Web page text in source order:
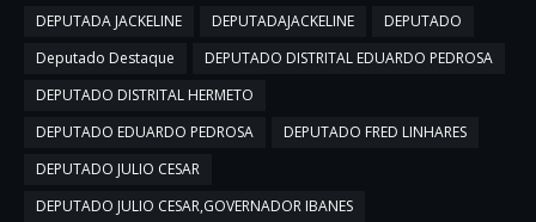
DEPUTADA JACKELINE
DEPUTADAJACKELINE
DEPUTADO
Deputado Destaque
DEPUTADO DISTRITAL EDUARDO PEDROSA
DEPUTADO DISTRITAL HERMETO
DEPUTADO EDUARDO PEDROSA
DEPUTADO FRED LINHARES
DEPUTADO JULIO CESAR
DEPUTADO JULIO CESAR,GOVERNADOR IBANES